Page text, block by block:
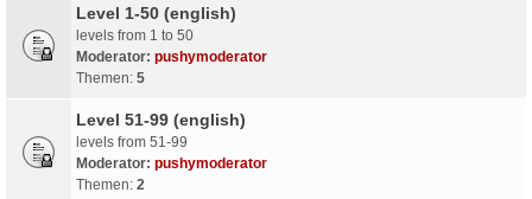
Level 1-50 (english)
levels from 1 to 50
Moderator: pushymoderator
Themen: 5
Level 51-99 (english)
levels from 51-99
Moderator: pushymoderator
Themen: 2